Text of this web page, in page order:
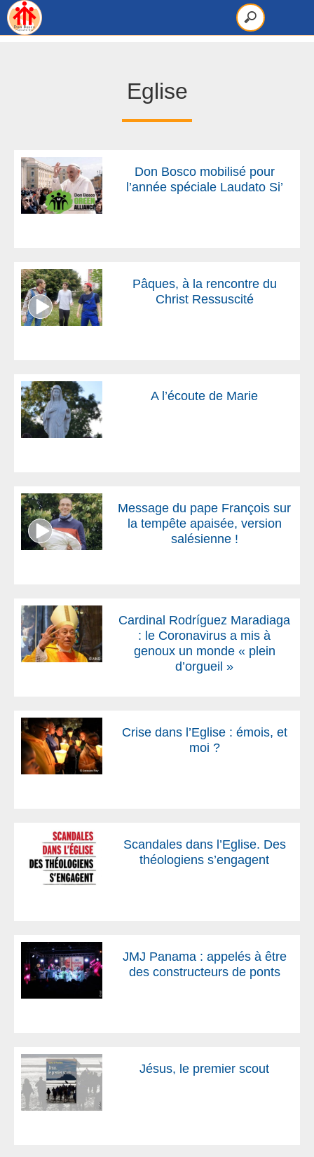
Eglise
Don Bosco mobilisé pour
l’année spéciale Laudato Si’
Pâques, à la rencontre du
Christ Ressuscité
A l’écoute de Marie
Message du pape François sur
la tempête apaisée, version
salésienne !
Cardinal Rodríguez Maradiaga
: le Coronavirus a mis à
genoux un monde « plein
d’orgueil »
Crise dans l’Eglise : émois, et
moi ?
Scandales dans l’Eglise. Des
théologiens s’engagent
JMJ Panama : appelés à être
des constructeurs de ponts
Jésus, le premier scout